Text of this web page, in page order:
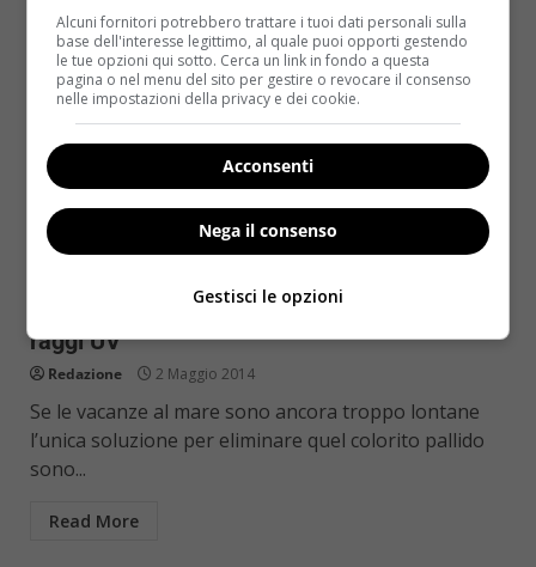
Notizie
permanente: tutti rischi della lampade a
raggi UV
Redazione 2 Maggio 2014
Se le vacanze al mare sono ancora troppo lontane
l’unica soluzione per eliminare quel colorito pallido
sono...
Read More
Alcuni fornitori potrebbero trattare i tuoi dati personali sulla
base dell'interesse legittimo, al quale puoi opporti gestendo
le tue opzioni qui sotto. Cerca un link in fondo a questa
pagina o nel menu del sito per gestire o revocare il consenso
nelle impostazioni della privacy e dei cookie.
Acconsenti
Nega il consenso
Gestisci le opzioni